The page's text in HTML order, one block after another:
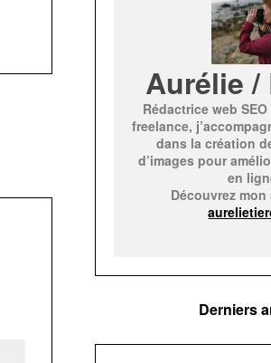
Aurélie
Rédactrice web
freelance,
dans la création
d’images pour
en
Découvrez
Derniers